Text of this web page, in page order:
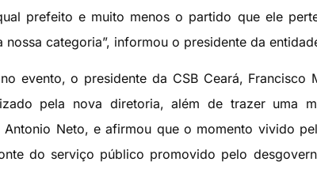
prefeito e muito menos o partido que ele
nossa categoria”, informou o presidente da
no evento, o presidente da CSB Ceará,
pela nova diretoria, além de trazer uma
Antonio Neto, e afirmou que o momento vivido
do serviço público promovido pelo